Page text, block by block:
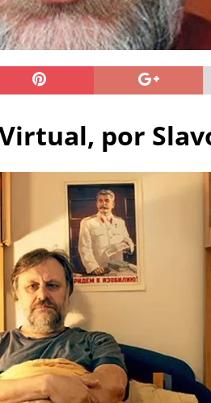
por